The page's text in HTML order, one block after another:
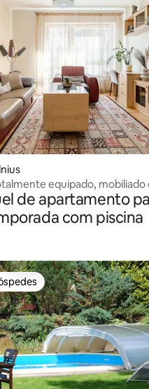
equipado, mobiliado
centro de Vilnius
de apartamento
com piscina